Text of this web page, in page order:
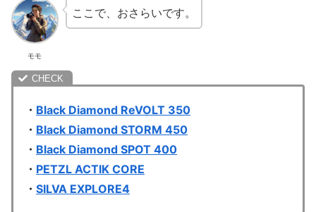
モモ
ここで、おさらいです。
・ Black Diamond ReVOLT 350
・ Black Diamond STORM 450
・ Black Diamond SPOT 400
・ PETZL ACTIK CORE
・ SILVA EXPLORE4